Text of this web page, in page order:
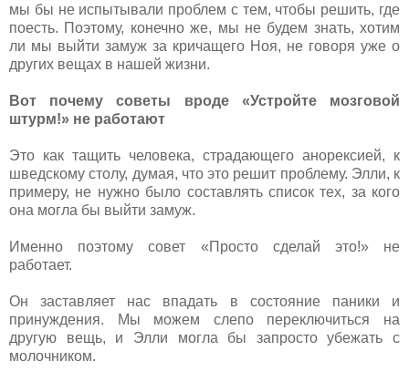
мы бы не испытывали проблем с тем, чтобы решить, где
поесть. Поэтому, конечно же, мы не будем знать, хотим
ли мы выйти замуж за кричащего Ноя, не говоря уже о
других вещах в нашей жизни.
Вот почему советы вроде «Устройте мозговой
штурм!» не работают
Это как тащить человека, страдающего анорексией, к
шведскому столу, думая, что это решит проблему. Элли, к
примеру, не нужно было составлять список тех, за кого
она могла бы выйти замуж.
Именно поэтому совет «Просто сделай это!» не
работает.
Он заставляет нас впадать в состояние паники и
принуждения. Мы можем слепо переключиться на
другую вещь, и Элли могла бы запросто убежать с
молочником.